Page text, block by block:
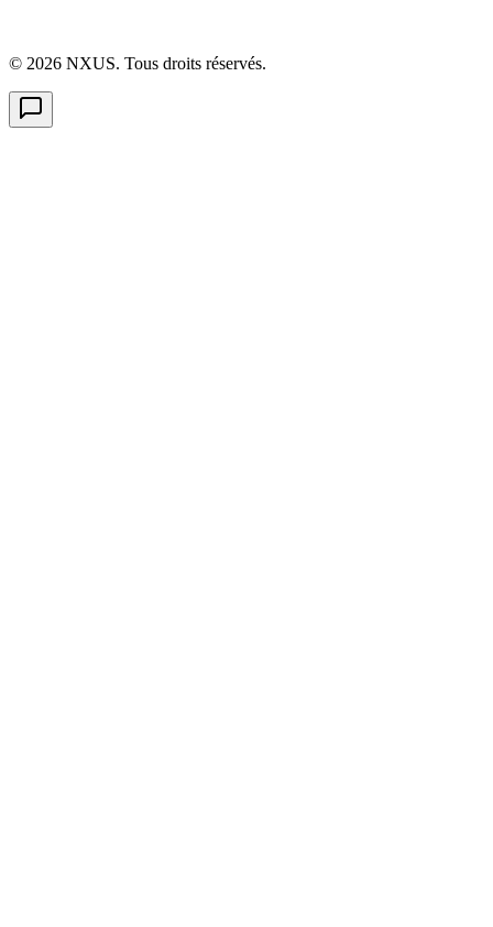
© 2026 NXUS. Tous droits réservés.